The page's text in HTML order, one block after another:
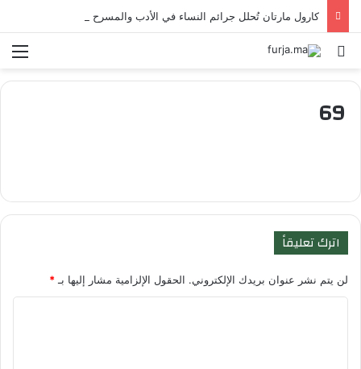
كارول مارتان تُحلل جرائم النساء في الأدب والمسرح والتاريخ
بحث عن
69
اترك تعليقاً
لن يتم نشر عنوان بريدك الإلكتروني. الحقول الإلزامية مشار إليها بـ *